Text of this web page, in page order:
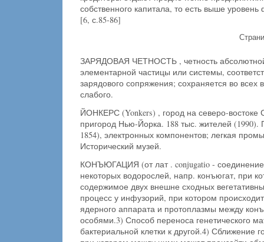
собственного капитала, то есть выше
[6, с.85-86]
ЗАРЯДОВАЯ ЧЕТНОСТЬ , четность
элементарной частицы или системы,
зарядового сопряжения; сохраняется во всех
слабого.
ЙОНКЕРС (Yonkers) , город на северо-
пригород Нью-Йорка. 188 тыс. жителей (1990).
1854), электронных компонентов; легкая
Исторический музей.
КОНЪЮГАЦИЯ (от лат . conjugatio -
некоторых водорослей, напр. конъюгат, при
содержимое двух внешне сходных
процесс у инфузорий, при котором
ядерного аппарата и протоплазмы между
особями.3) Способ переноса генетического
бактериальной клетки к другой.4) Сближение